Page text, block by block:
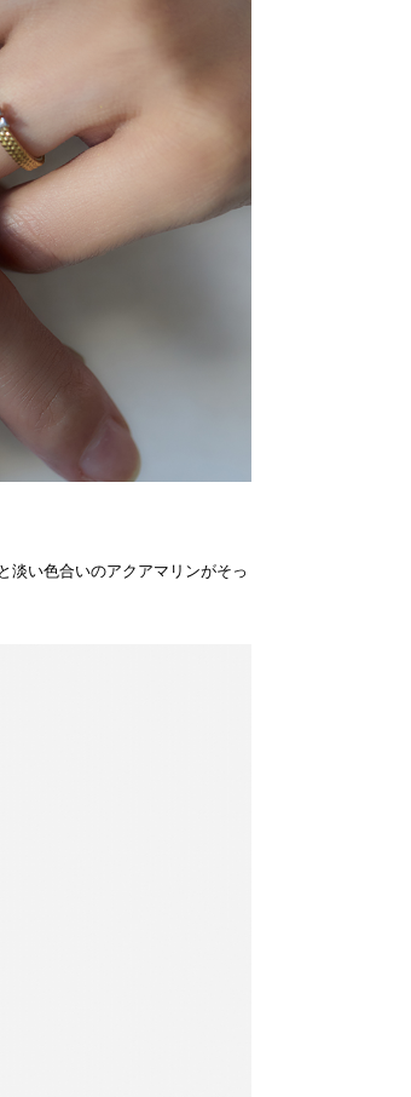
淡い色合いのアクアマリンがそっ